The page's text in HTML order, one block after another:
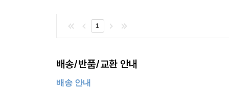
1
배송/반품/교환 안내
배송 안내